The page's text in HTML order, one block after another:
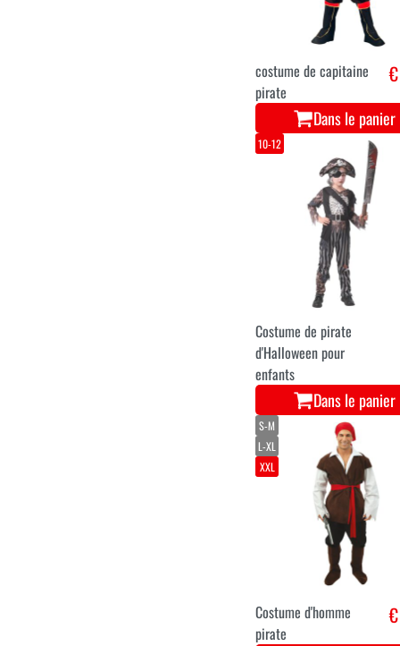
costume de capitaine
pirate
Dans le panier
10-12
Costume de pirate
d'Halloween pour
enfants
Dans le panier
S-M
L-XL
XXL
Costume d'homme
pirate